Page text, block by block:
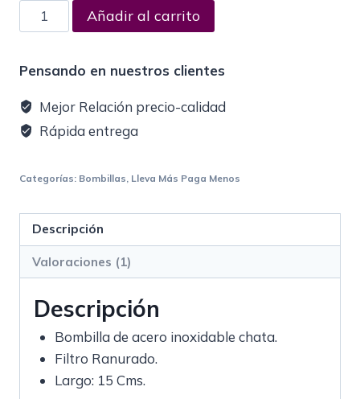
Añadir al carrito
Pensando en nuestros clientes
Mejor Relación precio-calidad
Rápida entrega
Categorías: Bombillas Lleva Más Paga Menos
Descripción
Valoraciones (1)
Descripción
Bombilla de acero inoxidable chata.
Filtro Ranurado.
Largo: 15 Cms.